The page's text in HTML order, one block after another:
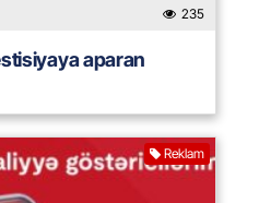
235
aparan
Reklam